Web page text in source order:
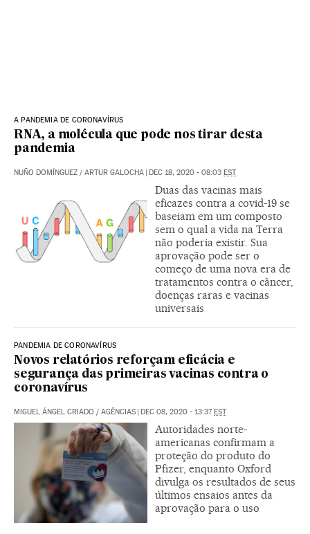
A PANDEMIA DE CORONAVÍRUS
RNA, a molécula que pode nos tirar desta
pandemia
NUÑO DOMÍNGUEZ / ARTUR GALOCHA | DEC 18, 2020 - 08:03 EST
Duas das vacinas mais
eficazes contra a covid-19 se
baseiam em um composto
sem o qual a vida na Terra
não poderia existir. Sua
aprovação pode ser o
começo de uma nova era de
tratamentos contra o câncer,
doenças raras e vacinas
universais
PANDEMIA DE CORONAVÍRUS
Novos relatórios reforçam eficácia e
segurança das primeiras vacinas contra o
coronavírus
MIGUEL ÁNGEL CRIADO / AGÊNCIAS | DEC 08, 2020 - 13:37EST
Autoridades norte-
americanas confirmam a
proteção do produto do
Pfizer, enquanto Oxford
divulga os resultados de seus
últimos ensaios antes da
aprovação para o uso